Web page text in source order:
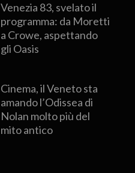
Venezia 83, svelato il
programma: da Moretti
a Crowe, aspettando
gli Oasis
Cinema, il Veneto sta
amando l’Odissea di
Nolan molto più del
mito antico